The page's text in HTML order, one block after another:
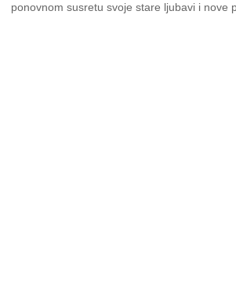
ponovnom susretu svoje stare ljubavi i nove